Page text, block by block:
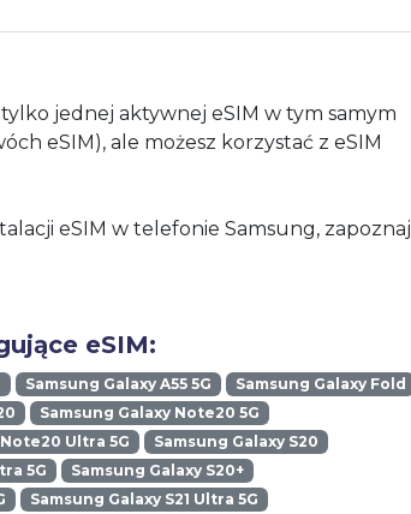
jednej aktywnej eSIM w tym samym
eSIM), ale możesz korzystać z eSIM
eSIM w telefonie Samsung, zapoznaj
eSIM:
Samsung Galaxy A55 5G
Samsung Galaxy Fold
Samsung Galaxy Note20 5G
Ultra 5G
Samsung Galaxy S20
5G
Samsung Galaxy S20+
Samsung Galaxy S21 Ultra 5G